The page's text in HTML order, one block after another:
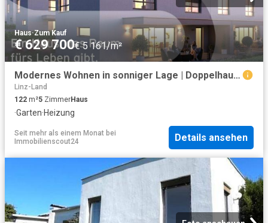
Haus·Zum Kauf
€ 629 700€ 5 161/m²
Modernes Wohnen in sonniger Lage | Doppelhaushälfte in Pasching Thurnharting | DH1
Linz-Land
122 m²5 ZimmerHaus
·Garten·Heizung
Seit mehr als einem Monat bei
Immobilienscout24
Details ansehen